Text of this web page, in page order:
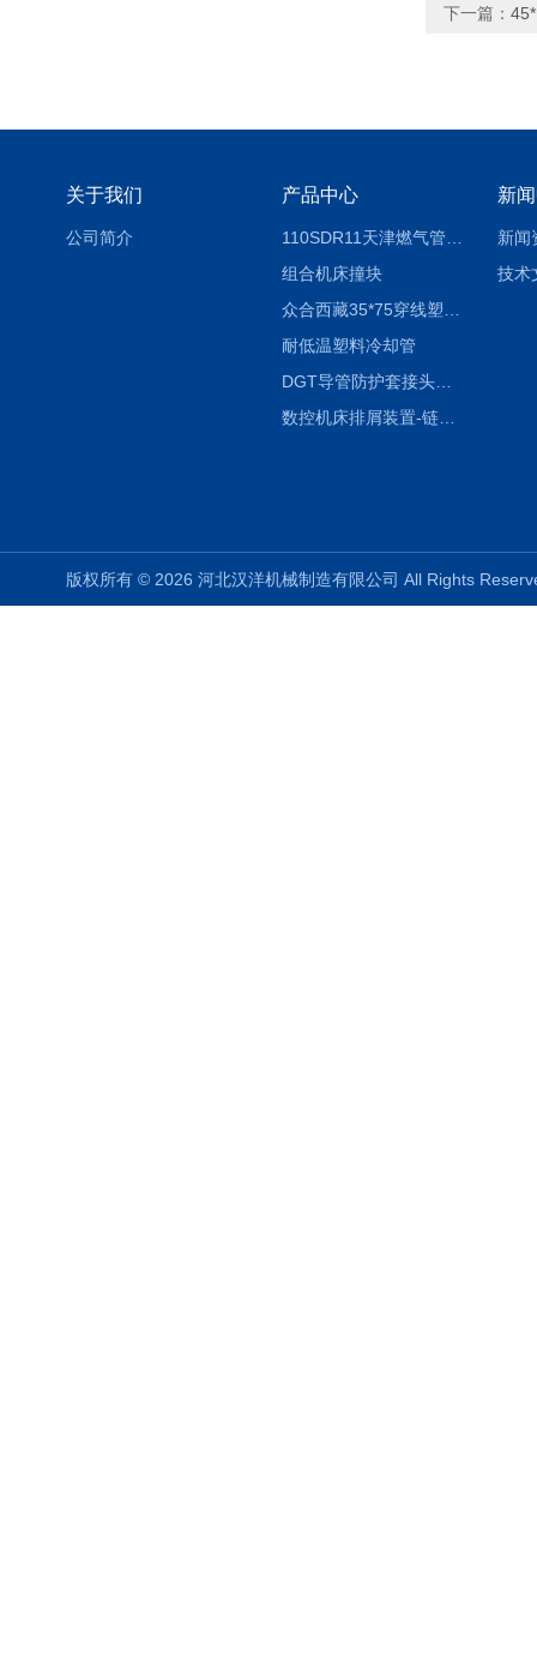
下一篇：
关于我们
公司简介
产品中心
组合机床撞块
耐低温塑料冷却管
DGT导管防护套接头形式与参数
数控机床排屑装置-链板式排屑机
新
新闻
技术
版权所有 © 2026 河北汉洋机械制造有限公司 All Rights